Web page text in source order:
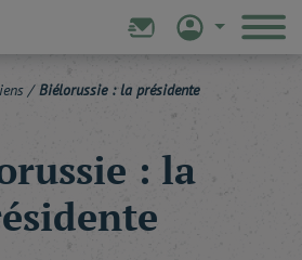
/ Biélorussie : la présidente
: la